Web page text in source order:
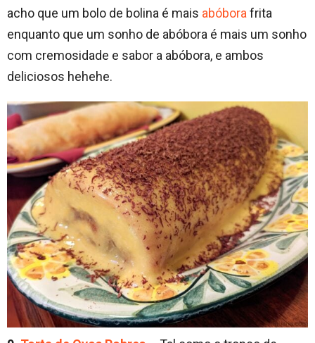
acho que um bolo de bolina é mais abóbora frita
enquanto que um sonho de abóbora é mais um sonho
com cremosidade e sabor a abóbora, e ambos
deliciosos hehehe.